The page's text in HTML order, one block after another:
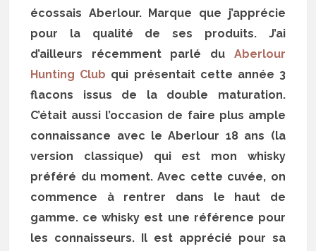
écossais Aberlour. Marque que j’apprécie
pour la qualité de ses produits. J’ai
d’ailleurs récemment parlé du Aberlour
Hunting Club qui présentait cette année 3
flacons issus de la double maturation.
C’était aussi l’occasion de faire plus ample
connaissance avec le Aberlour 18 ans (la
version classique) qui est mon whisky
préféré du moment. Avec cette cuvée, on
commence à rentrer dans le haut de
gamme. ce whisky est une référence pour
les connaisseurs. Il est apprécié pour sa